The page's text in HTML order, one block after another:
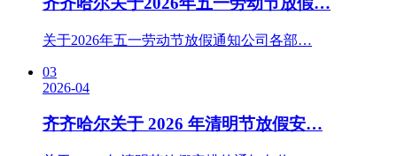
关于2026年五一劳动节放假通知公司各部…
03
2026-04
齐齐哈尔关于 2026 年清明节放假安…